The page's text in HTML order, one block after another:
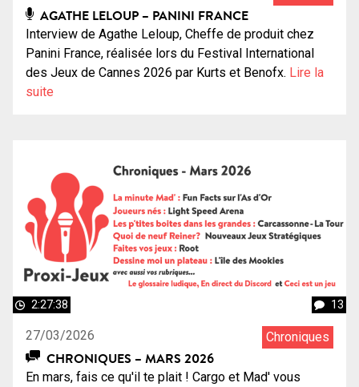
AGATHE LELOUP – PANINI FRANCE
Interview de Agathe Leloup, Cheffe de produit chez
Panini France, réalisée lors du Festival International
des Jeux de Cannes 2026 par Kurts et Benofx. Lire la
suite
2:27:38 13
27/03/2026 Chroniques
CHRONIQUES – MARS 2026
En mars, fais ce qu'il te plait ! Cargo et Mad' vous